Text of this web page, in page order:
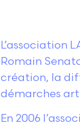
L’association
Romain
création, la
démarches
En 2006